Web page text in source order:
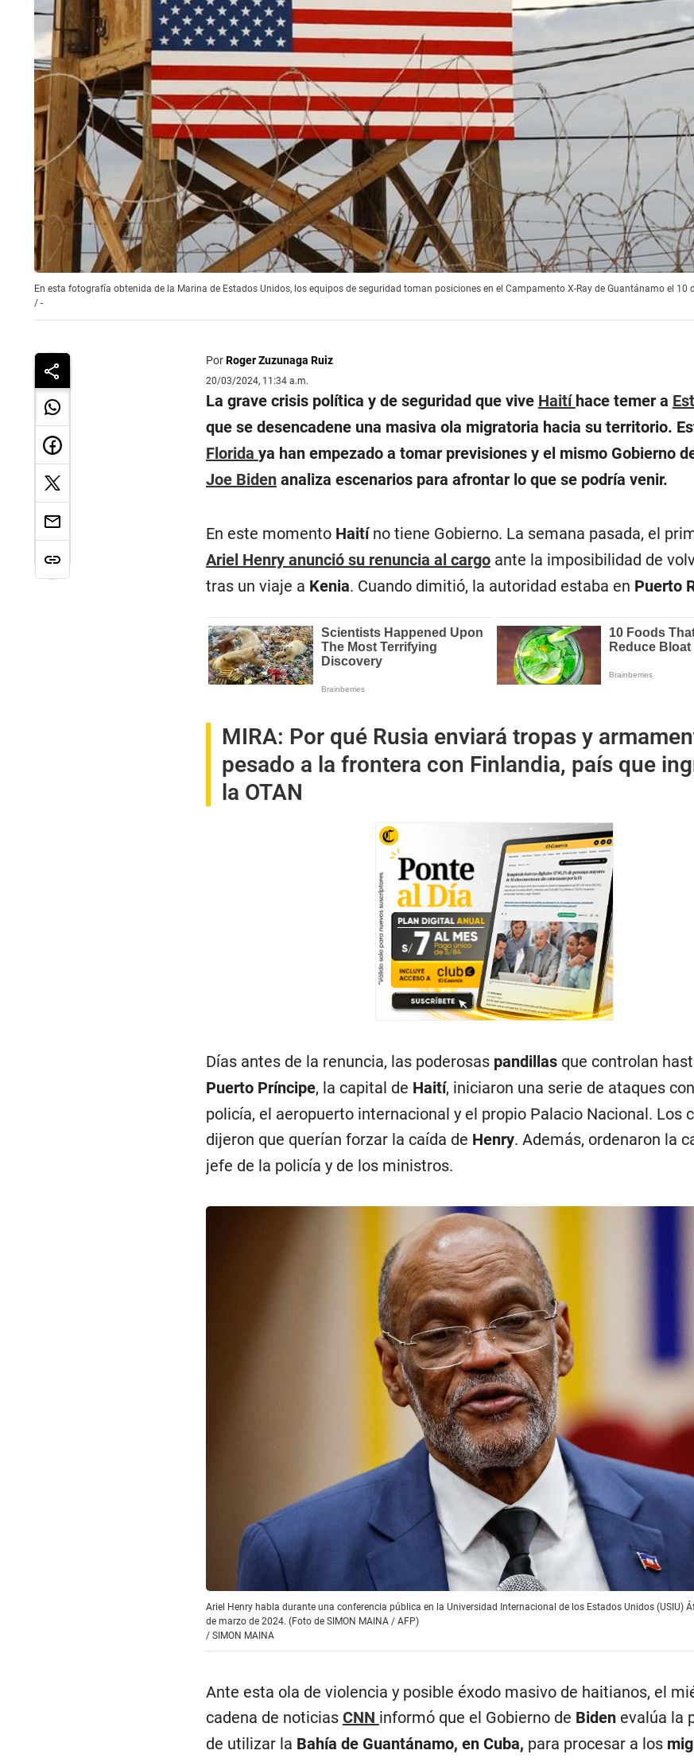
En esta fotografía obtenida de la Marina de Estados Unidos, los equipos de seguridad toman posiciones en el Campamento X-Ray de Guantánamo el 10
/ -
PorRoger Zuzunaga Ruiz
20/03/2024, 11:34 a.m.
La grave crisis política y de seguridad que vive Haití hace temer a
que se desencadene una masiva ola migratoria hacia su territorio.
Florida ya han empezado a tomar previsiones y el mismo Gobierno
Joe Bidenanaliza escenarios para afrontar lo que se podría venir.
En este momento Haití no tiene Gobierno. La semana pasada, el
Ariel Henry anunció su renuncia al cargoante la imposibilidad de
tras un viaje a Kenia. Cuando dimitió, la autoridad estaba en Puerto
MIRA: Por qué Rusia enviará tropas y
pesado a la frontera con Finlandia, país que
la OTAN
Días antes de la renuncia, las poderosas pandillas que controlan
Puerto Príncipe, la capital de Haití, iniciaron una serie de ataques
policía, el aeropuerto internacional y el propio Palacio Nacional. Los
dijeron que querían forzar la caída de Henry. Además, ordenaron la
jefe de la policía y de los ministros.
Ariel Henry habla durante una conferencia pública en la Universidad Internacional de los Estados Unidos (USIU)
de marzo de 2024. (Foto de SIMON MAINA / AFP)
/ SIMON MAINA
Ante esta ola de violencia y posible éxodo masivo de haitianos, el
cadena de noticias CNN informó que el Gobierno de Biden evalúa la
de utilizar la Bahía de Guantánamo, en Cuba, para procesar a los